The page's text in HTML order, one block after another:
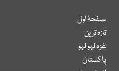
صفحۂ اول
تازہ ترین
غزہ لہو لہو
پاکستان